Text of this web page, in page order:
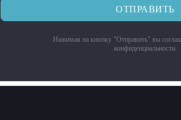
ОТПРАВИТЬ
Нажимая на кнопку "Отправить" вы
конфиденциальности.